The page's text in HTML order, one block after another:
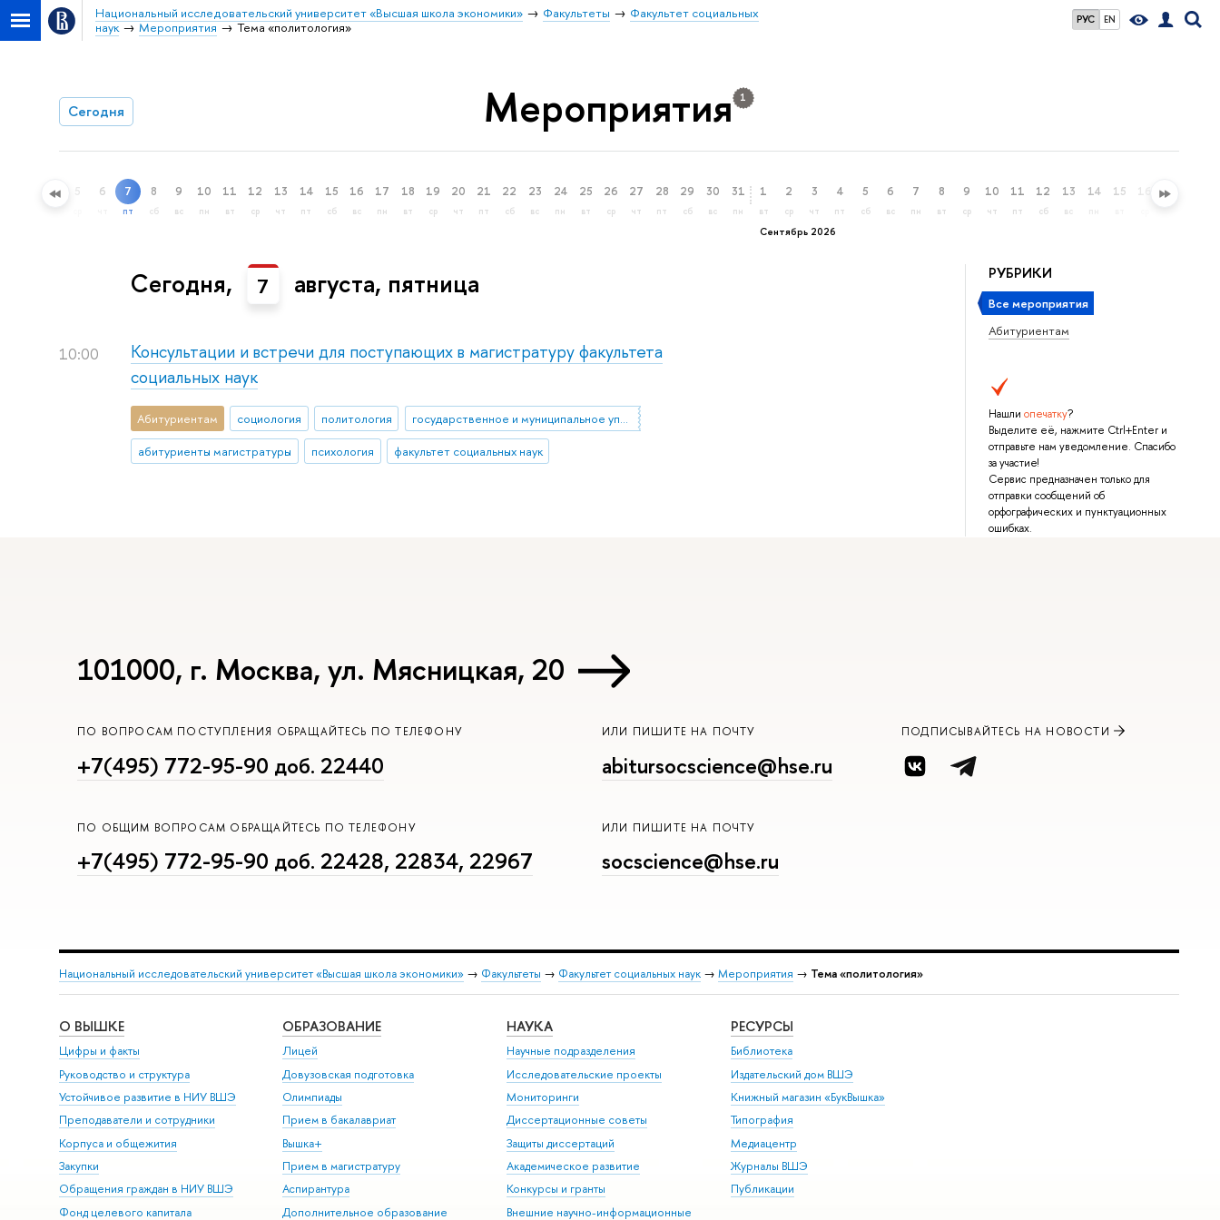
РУС EN
Национальный исследовательский университет «Высшая школа экономики» Факультеты
Факультет социальных
наук
Мероприятия Тема «политология»
Сегодня Мероприятия 1
поиск 5 6 7
пт
8
сб
9
вс
10
пн
11
вт
12
ср
13
чт
14
пт
15
сб
16
вс
17
пн
18
вт
19
ср
20
чт
21
пт
22
сб
23
вс
24
пн
25
вт
26
ср
27
чт
28
пт
29
сб
30
вс
31
пн
Сентябрь 2026
1
вт
2
ср
3
чт
4
пт
5
сб
6
вс
7
пн
8
вт
9
ср
10
чт
11
пт
12
сб
13
вс
14 15 16 17
РУБРИКИ
Все мероприятия
Абитуриентам
Нашли опечатку?
Выделите её, нажмите Ctrl+Enter и
отправьте нам уведомление. Спасибо
за участие!
Сервис предназначен только для
отправки сообщений об
орфографических и пунктуационных
ошибках.
Сегодня, 7 августа, пятница
10:00
Консультации и встречи для поступающих в магистратуру факультета
социальных наук
Абитуриентам социология политология
государственное и муниципальное управление
абитуриенты магистратуры
психология факультет социальных наук
101000, г. Москва, ул. Мясницкая, 20
ПО ВОПРОСАМ ПОСТУПЛЕНИЯ ОБРАЩАЙТЕСЬ ПО ТЕЛЕФОНУ
+7(495) 772-95-90 доб. 22440
ИЛИ ПИШИТЕ НА ПОЧТУ
abitursocscience@hse.ru
ПОДПИСЫВАЙТЕСЬ НА НОВОСТИ
ПО ОБЩИМ ВОПРОСАМ ОБРАЩАЙТЕСЬ ПО ТЕЛЕФОНУ
+7(495) 772-95-90 доб. 22428, 22834, 22967
ИЛИ ПИШИТЕ НА ПОЧТУ
socscience@hse.ru
Национальный исследовательский университет «Высшая школа экономики» → Факультеты → Факультет социальных наук→ Мероприятия → Тема «политология»
О ВЫШКЕ
Цифры и факты
Руководство и структура
Устойчивое развитие в НИУ ВШЭ
Преподаватели и сотрудники
Корпуса и общежития
Закупки
Обращения граждан в НИУ ВШЭ
Фонд целевого капитала
ОБРАЗОВАНИЕ
Лицей
Довузовская подготовка
Олимпиады
Прием в бакалавриат
Вышка+
Прием в магистратуру
Аспирантура
Дополнительное образование
НАУКА
Научные подразделения
Исследовательские проекты
Мониторинги
Диссертационные советы
Защиты диссертаций
Академическое развитие
Конкурсы и гранты
Внешние научно-информационные
РЕСУРСЫ
Библиотека
Издательский дом ВШЭ
Книжный магазин «БукВышка»
Типография
Медиацентр
Журналы ВШЭ
Публикации